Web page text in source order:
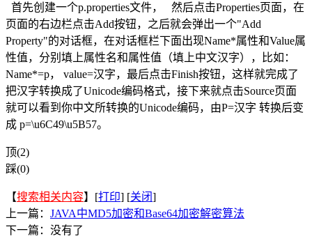
首先创建一个p.properties文件， 然后点击Properties页面，在
页面的右边栏点击Add按钮，之后就会弹出一个"Add
Property"的对话框，在对话框栏下面出现Name*属性和Value属
性值，分别填上属性名和属性值（填上中文汉字），比如：
Name*=p， value=汉字，最后点击Finish按钮，这样就完成了
把汉字转换成了Unicode编码格式，接下来就点击Source页面
就可以看到你中文所转换的Unicode编码，由P=汉字 转换后变
成 p=\u6C49\u5B57。
顶(2)
踩(0)
【搜索相关内容】[打印] [关闭]
上一篇： JAVA中MD5加密和Base64加密解密算法
下一篇：没有了